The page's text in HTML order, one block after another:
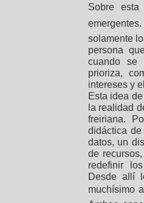
Sobre
solamente
persona
cuando se
prioriza,
intereses y
Esta idea
la realidad
freiriana.
didáctica
datos, un
de
redefinir
Desde allí
muchísimo